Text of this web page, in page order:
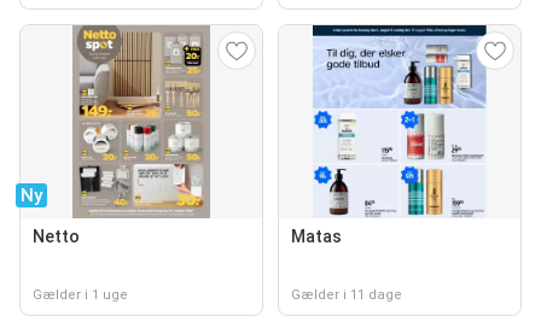
Ny
Netto
Gælder i 1 uge
Matas
Gælder i 11 dage